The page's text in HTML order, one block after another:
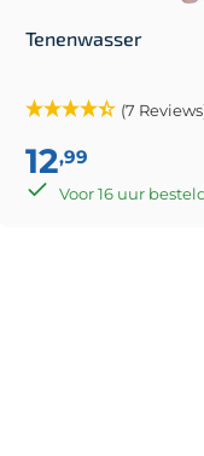
Tenenwasser
(7
12,99
Voor 16 uur